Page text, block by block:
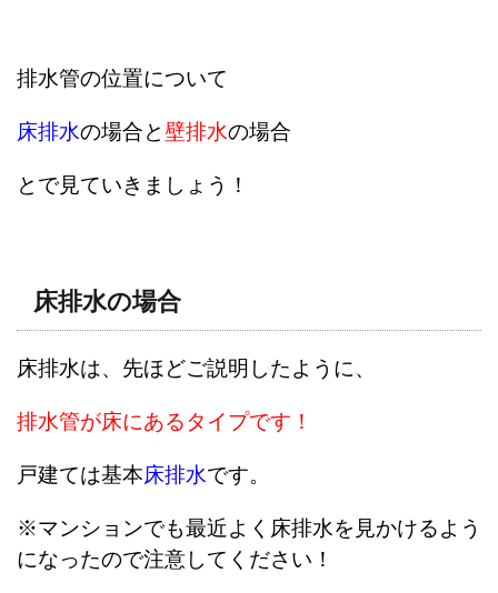
排水管の位置について
床排水の場合と壁排水の場合
とで見ていきましょう！
床排水の場合
床排水は、先ほどご説明したように、
排水管が床にあるタイプです！
戸建ては基本床排水です。
※マンションでも最近よく床排水を見かけるよう
になったので注意してください！